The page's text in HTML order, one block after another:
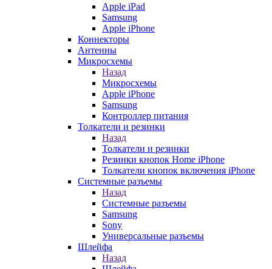
Apple iPad
Samsung
Apple iPhone
Коннекторы
Антенны
Микросхемы
Назад
Микросхемы
Apple iPhone
Samsung
Контроллер питания
Толкатели и резинки
Назад
Толкатели и резинки
Резинки кнопок Home iPhone
Толкатели кнопок включения iPhone
Системные разъемы
Назад
Системные разъемы
Samsung
Sony
Универсальные разъемы
Шлейфа
Назад